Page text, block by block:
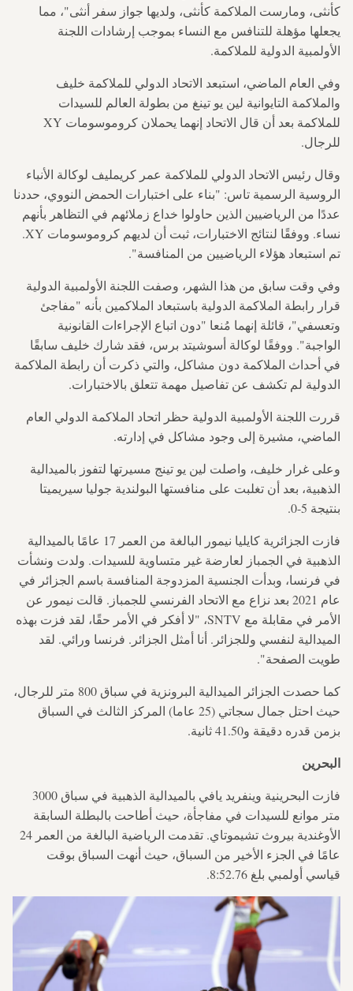
كأنثى، ومارست الملاكمة كأنثى، ولديها جواز سفر أنثى"، مما
يجعلها مؤهلة للتنافس مع النساء بموجب إرشادات اللجنة
الأولمبية الدولية للملاكمة.
وفي العام الماضي، استبعد الاتحاد الدولي للملاكمة خليف
والملاكمة التايوانية لين يو تينغ من بطولة العالم للسيدات
للملاكمة بعد أن قال الاتحاد إنهما يحملان كروموسومات XY
للرجال.
وقال رئيس الاتحاد الدولي للملاكمة عمر كريمليف لوكالة الأنباء
الروسية الرسمية تاس: "بناء على اختبارات الحمض النووي، حددنا
عددًا من الرياضيين الذين حاولوا خداع زملائهم في التظاهر بأنهم
نساء. ووفقًا لنتائج الاختبارات، ثبت أن لديهم كروموسومات XY.
تم استبعاد هؤلاء الرياضيين من المنافسة".
وفي وقت سابق من هذا الشهر، وصفت اللجنة الأولمبية الدولية
قرار رابطة الملاكمة الدولية باستبعاد الملاكمين بأنه "مفاجئ
وتعسفي"، قائلة إنهما مُنعا "دون اتباع الإجراءات القانونية
الواجبة". ووفقًا لوكالة أسوشيتد برس، فقد شارك خليف سابقًا
في أحداث الملاكمة دون مشاكل، والتي ذكرت أن رابطة الملاكمة
الدولية لم تكشف عن تفاصيل مهمة تتعلق بالاختبارات.
قررت اللجنة الأولمبية الدولية حظر اتحاد الملاكمة الدولي العام
الماضي، مشيرة إلى وجود مشاكل في إدارته.
وعلى غرار خليف، واصلت لين يو تينج مسيرتها لتفوز بالميدالية
الذهبية، بعد أن تغلبت على منافستها البولندية جوليا سيريميتا
بنتيجة 5-0.
فازت الجزائرية كايليا نيمور البالغة من العمر 17 عامًا بالميدالية
الذهبية في الجمباز لعارضة غير متساوية للسيدات. ولدت ونشأت
في فرنسا، وبدأت الجنسية المزدوجة المنافسة باسم الجزائر في
عام 2021 بعد نزاع مع الاتحاد الفرنسي للجمباز. قالت نيمور عن
الأمر في مقابلة مع SNTV، "لا أفكر في الأمر حقًا، لقد فزت بهذه
الميدالية لنفسي وللجزائر. أنا أمثل الجزائر. فرنسا ورائي. لقد
طويت الصفحة".
كما حصدت الجزائر الميدالية البرونزية في سباق 800 متر للرجال،
حيث احتل جمال سجاتي (25 عاما) المركز الثالث في السباق
بزمن قدره دقيقة و41.50 ثانية.
البحرين
فازت البحرينية وينفريد يافي بالميدالية الذهبية في سباق 3000
متر موانع للسيدات في مفاجأة، حيث أطاحت بالبطلة السابقة
الأوغندية بيروث تشيموتاي. تقدمت الرياضية البالغة من العمر 24
عامًا في الجزء الأخير من السباق، حيث أنهت السباق بوقت
قياسي أولمبي بلغ 8:52.76.